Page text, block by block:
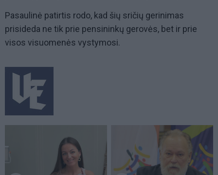
Pasaulinė patirtis rodo, kad šių sričių gerinimas
prisideda ne tik prie pensininkų gerovės, bet ir prie
visos visuomenės vystymosi.